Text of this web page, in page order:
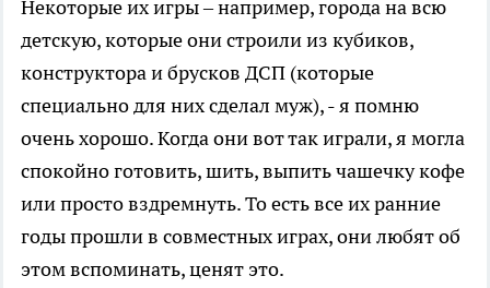
Некоторые их игры – например, города на всю
детскую, которые они строили из кубиков,
конструктора и брусков ДСП (которые
специально для них сделал муж), - я помню
очень хорошо. Когда они вот так играли, я могла
спокойно готовить, шить, выпить чашечку кофе
или просто вздремнуть. То есть все их ранние
годы прошли в совместных играх, они любят об
этом вспоминать, ценят это.